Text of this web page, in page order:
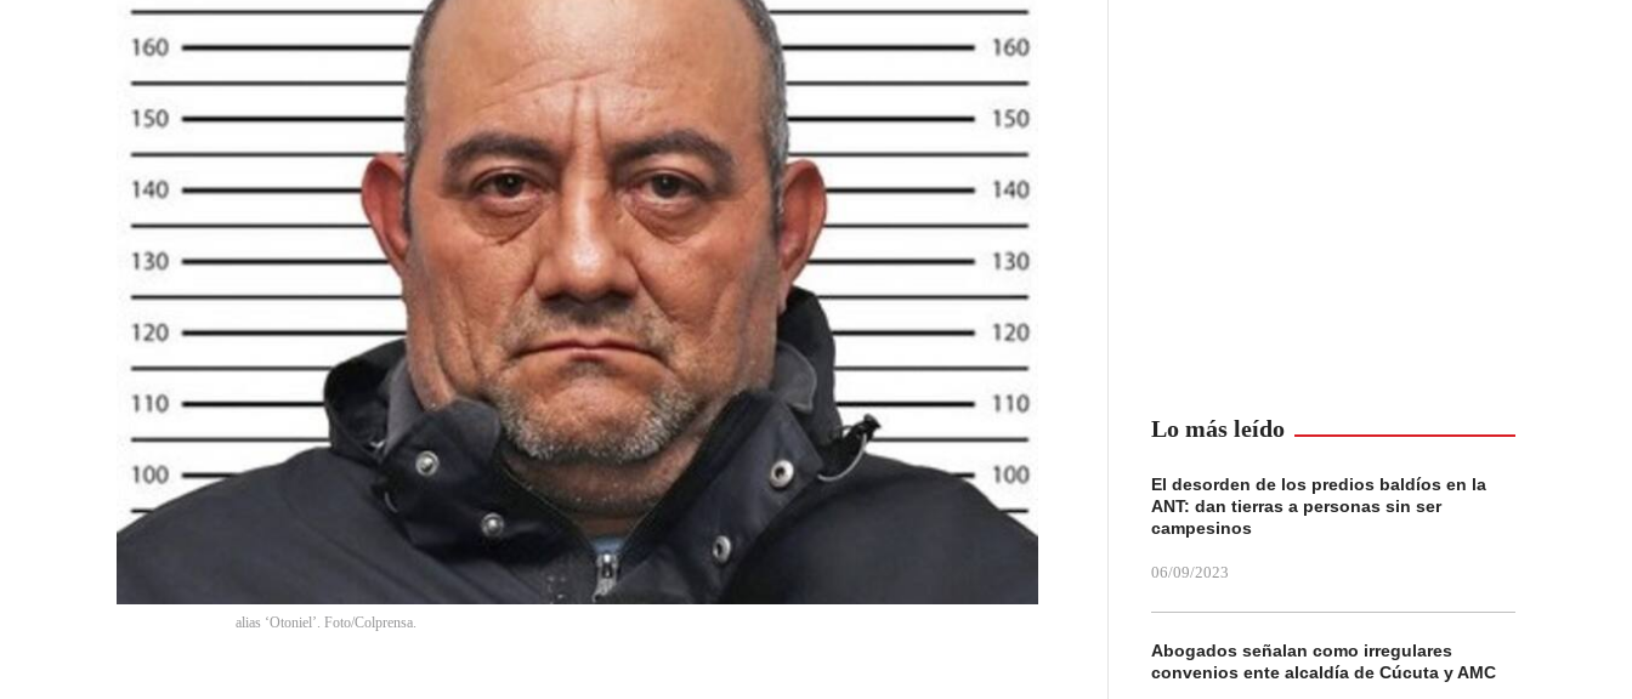
alias ‘Otoniel’. Foto/Colprensa.
Lo más leído
El desorden de los predios baldíos en la
ANT: dan tierras a personas sin ser
campesinos
06/09/2023
Abogados señalan como irregulares
convenios ente alcaldía de Cúcuta y AMC